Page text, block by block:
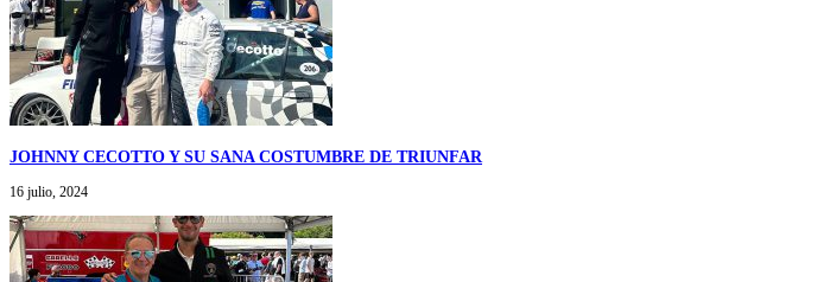
JOHNNY CECOTTO Y SU SANA COSTUMBRE DE TRIUNFAR
16 julio, 2024